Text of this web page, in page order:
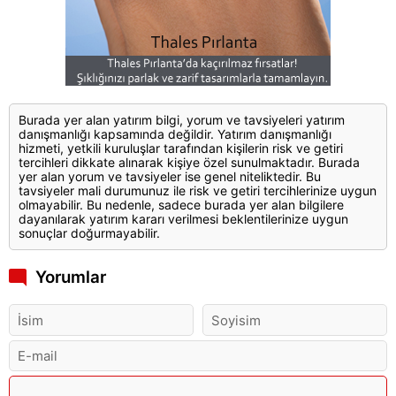
Burada yer alan yatırım bilgi, yorum ve tavsiyeleri yatırım
danışmanlığı kapsamında değildir. Yatırım danışmanlığı
hizmeti, yetkili kuruluşlar tarafından kişilerin risk ve getiri
tercihleri dikkate alınarak kişiye özel sunulmaktadır. Burada
yer alan yorum ve tavsiyeler ise genel niteliktedir. Bu
tavsiyeler mali durumunuz ile risk ve getiri tercihlerinize uygun
olmayabilir. Bu nedenle, sadece burada yer alan bilgilere
dayanılarak yatırım kararı verilmesi beklentilerinize uygun
sonuçlar doğurmayabilir.
Yorumlar